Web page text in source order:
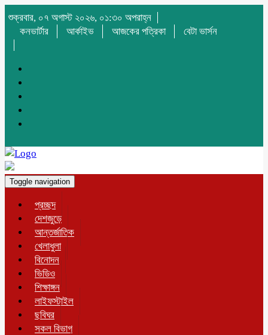
শুক্রবার, ০৭ অগাস্ট ২০২৬, ০১:৩০ অপরাহ্ন
কনভার্টার
আর্কাইভ আজকের পত্রিকা বেটা ভার্সন
Toggle navigation
প্রচ্ছদ
দেশজুড়ে
আন্তর্জাতিক
খেলাধুলা
বিনোদন
ভিডিও
শিক্ষাঙ্গন
লাইফস্টাইল
ছবিঘর
সকল বিভাগ